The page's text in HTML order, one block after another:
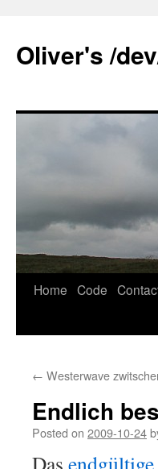
content
Oliver's /
Home Code
← Westerwave
Endlich
Posted on 2009-10-24
Das